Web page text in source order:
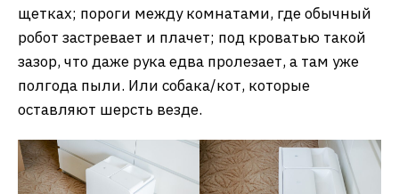
щетках; пороги между комнатами, где обычный
робот застревает и плачет; под кроватью такой
зазор, что даже рука едва пролезает, а там уже
полгода пыли. Или собака/кот, которые
оставляют шерсть везде.